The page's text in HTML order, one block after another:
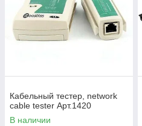
Кабельный тестер, network
cable tester Арт.1420
В наличии